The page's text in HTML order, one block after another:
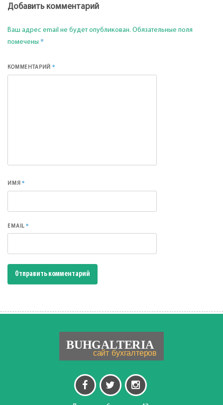
Добавить комментарий
Ваш адрес email не будет опубликован. Обязательные поля
помечены *
КОММЕНТАРИЙ*
ИМЯ*
EMAIL*